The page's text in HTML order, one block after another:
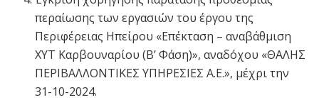
περαίωσης των εργασιών του έργου της
Περιφέρειας Ηπείρου «Επέκταση – αναβάθμιση
ΧΥΤ Καρβουναρίου (Β’ Φάση)», αναδόχου «ΘΑΛΗΣ
ΠΕΡΙΒΑΛΛΟΝΤΙΚΕΣ ΥΠΗΡΕΣΙΕΣ Α.Ε.», μέχρι την
31-10-2024.